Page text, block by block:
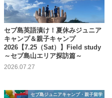
セブ島英語漬け！夏休みジュニア
キャンプ＆親子キャンプ
2026【7.25（Sat）】Field study
～セブ島山エリア探訪篇～
2026.07.27
セブ島ジュニアキャンプ・親子留学